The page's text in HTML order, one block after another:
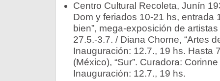
Centro Cultural Recoleta, Junín
Dom y feriados 10-21 hs, entrada
bien”, mega-exposición de
27.5.-3.7. / Diana Chorne, “Artes
Inauguración: 12.7., 19 hs. Hasta
(México), “Sur”. Curadora:
Inauguración: 12.7., 19 hs.